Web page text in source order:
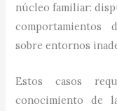
núcleo familiar:
comportamientos
sobre entornos
Estos casos
conocimiento de